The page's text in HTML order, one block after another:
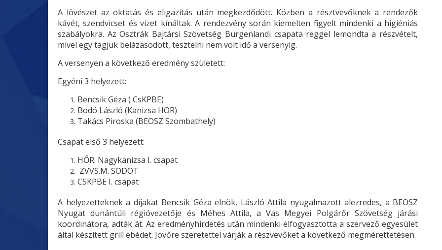
A lövészet az oktatás és eligazítás után megkezdődött. Közben a résztvevőknek a rendezők
kávét, szendvicset és vizet kínáltak. A rendezvény során kiemelten figyelt mindenki a higiéniás
szabályokra. Az Osztrák Bajtársi Szövetség Burgenlandi csapata reggel lemondta a részvételt,
mivel egy tagjuk belázasodott, tesztelni nem volt idő a versenyig.
A versenyen a következő eredmény született:
Egyéni 3 helyezett:
Bencsik Géza ( CsKPBE)
Bodó László (Kanizsa HÖR)
Takács Piroska (BEOSZ Szombathely)
Csapat első 3 helyezett:
HŐR. Nagykanizsa I. csapat
ZVVS.M. SODOT
CSKPBE I. csapat
A helyezetteknek a díjakat Bencsik Géza elnök, László Attila nyugalmazott alezredes, a BEOSZ
Nyugat dunántúli régióvezetője és Méhes Attila, a Vas Megyei Polgárőr Szövetség járási
koordinátora, adták át. Az eredményhirdetés után mindenki elfogyasztotta a szervező egyesület
által készített grill ebédet. Jövőre szeretettel várják a részvevőket a következő megmérettetésen.